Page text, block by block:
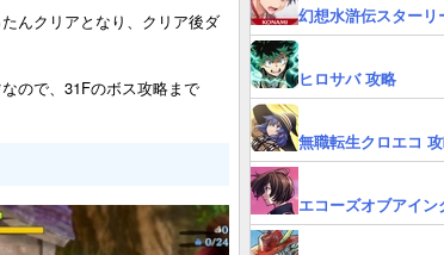
んクリアとなり、クリア後ダ
ので、31Fのボス攻略まで
幻想水滸伝スターリ
ヒロサバ 攻略
無職転生クロエコ
エコーズオブアイ